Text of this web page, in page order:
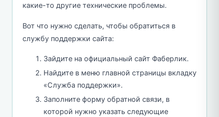
какие-то другие технические проблемы.
Вот что нужно сделать, чтобы обратиться в
службу поддержки сайта:
Зайдите на официальный сайт Фаберлик.
Найдите в меню главной страницы вкладку
«Служба поддержки».
Заполните форму обратной связи, в
которой нужно указать следующие